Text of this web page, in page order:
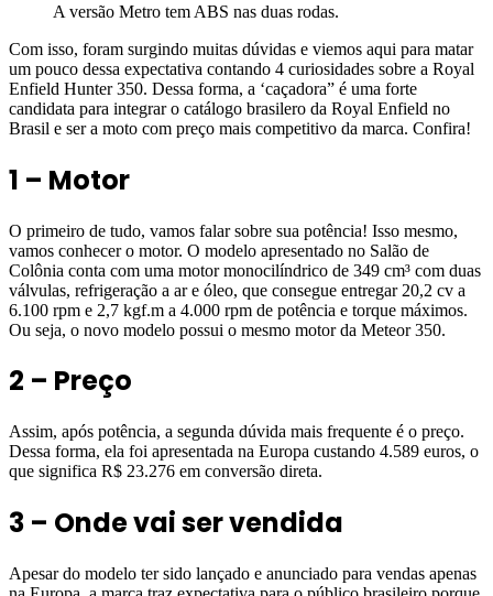
A versão Metro tem ABS nas duas rodas.
Com isso, foram surgindo muitas dúvidas e viemos aqui para matar
um pouco dessa expectativa contando 4 curiosidades sobre a Royal
Enfield Hunter 350. Dessa forma, a ‘caçadora” é uma forte
candidata para integrar o catálogo brasilero da Royal Enfield no
Brasil e ser a moto com preço mais competitivo da marca. Confira!
1 – Motor
O primeiro de tudo, vamos falar sobre sua potência! Isso mesmo,
vamos conhecer o motor. O modelo apresentado no Salão de
Colônia conta com uma motor monocilíndrico de 349 cm³ com duas
válvulas, refrigeração a ar e óleo, que consegue entregar 20,2 cv a
6.100 rpm e 2,7 kgf.m a 4.000 rpm de potência e torque máximos.
Ou seja, o novo modelo possui o mesmo motor da Meteor 350.
2 – Preço
Assim, após potência, a segunda dúvida mais frequente é o preço.
Dessa forma, ela foi apresentada na Europa custando 4.589 euros, o
que significa R$ 23.276 em conversão direta.
3 – Onde vai ser vendida
Apesar do modelo ter sido lançado e anunciado para vendas apenas